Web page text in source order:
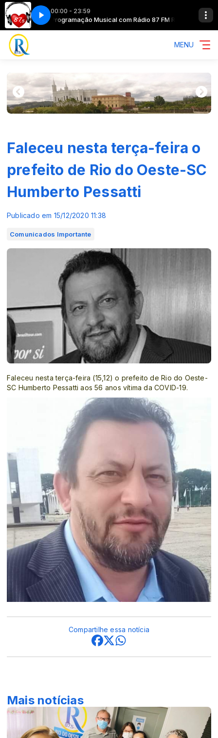
00:00 - 23:59
Oeste SCProgramação Musical com Rádio 87 FM Rio do Oeste SC
MENU
Faleceu nesta terça-feira o
prefeito de Rio do Oeste-SC
Humberto Pessatti
Publicado em 15/12/2020 11:38
Comunicados Importante
Faleceu nesta terça-feira (15,12) o prefeito de Rio do Oeste-
SC Humberto Pessatti aos 56 anos vítima da COVID-19.
Compartilhe essa notícia
Mais notícias